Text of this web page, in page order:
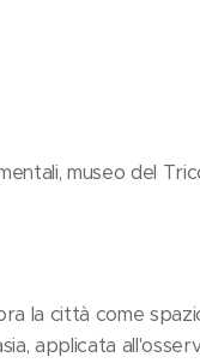
museo del
la città come
applicata